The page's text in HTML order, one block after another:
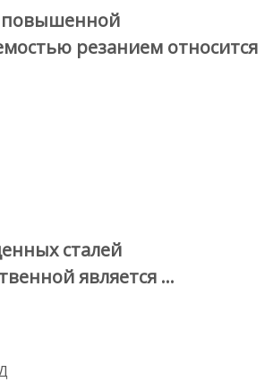
повышенной
резанием относится
сталей
является …